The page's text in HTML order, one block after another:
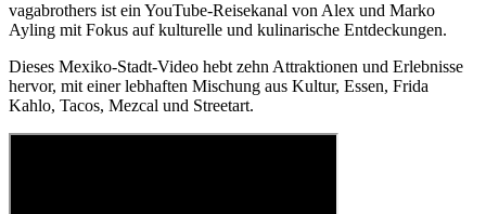
vagabrothers ist ein YouTube-Reisekanal von Alex und Marko
Ayling mit Fokus auf kulturelle und kulinarische Entdeckungen.
Dieses Mexiko-Stadt-Video hebt zehn Attraktionen und Erlebnisse
hervor, mit einer lebhaften Mischung aus Kultur, Essen, Frida
Kahlo, Tacos, Mezcal und Streetart.